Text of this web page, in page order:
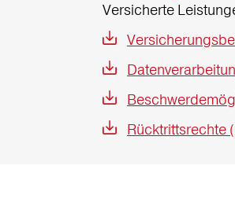
Versicherte
Rücktrittsrechte